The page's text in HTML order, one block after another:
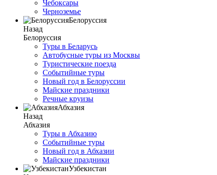
Чебоксары
Черноземье
Белоруссия
Назад
Белоруссия
Туры в Беларусь
Автобусные туры из Москвы
Туристические поезда
Событийные туры
Новый год в Белоруссии
Майские праздники
Речные круизы
Абхазия
Назад
Абхазия
Туры в Абхазию
Событийные туры
Новый год в Абхазии
Майские праздники
Узбекистан